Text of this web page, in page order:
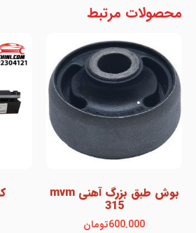
محصولات مرتبط
بوش طبق بزرگ آهنی mvm
315
600.000تومان